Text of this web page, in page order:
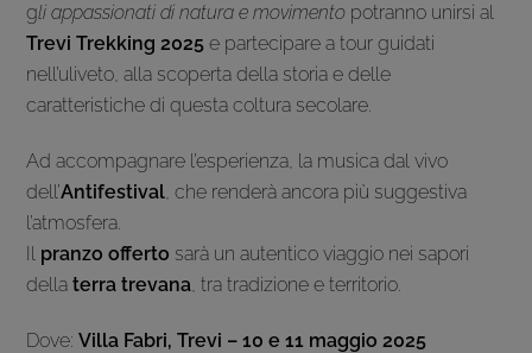
gli appassionati di natura e movimento potranno unirsi al
Trevi Trekking 2025 e partecipare a tour guidati
nell’uliveto, alla scoperta della storia e delle
caratteristiche di questa coltura secolare.
Ad accompagnare l’esperienza, la musica dal vivo
dell’Antifestival, che renderà ancora più suggestiva
l’atmosfera.
Il pranzo offerto sarà un autentico viaggio nei sapori
dellaterra trevana, tra tradizione e territorio.
Dove:Villa Fabri, Trevi – 10 e 11 maggio 2025